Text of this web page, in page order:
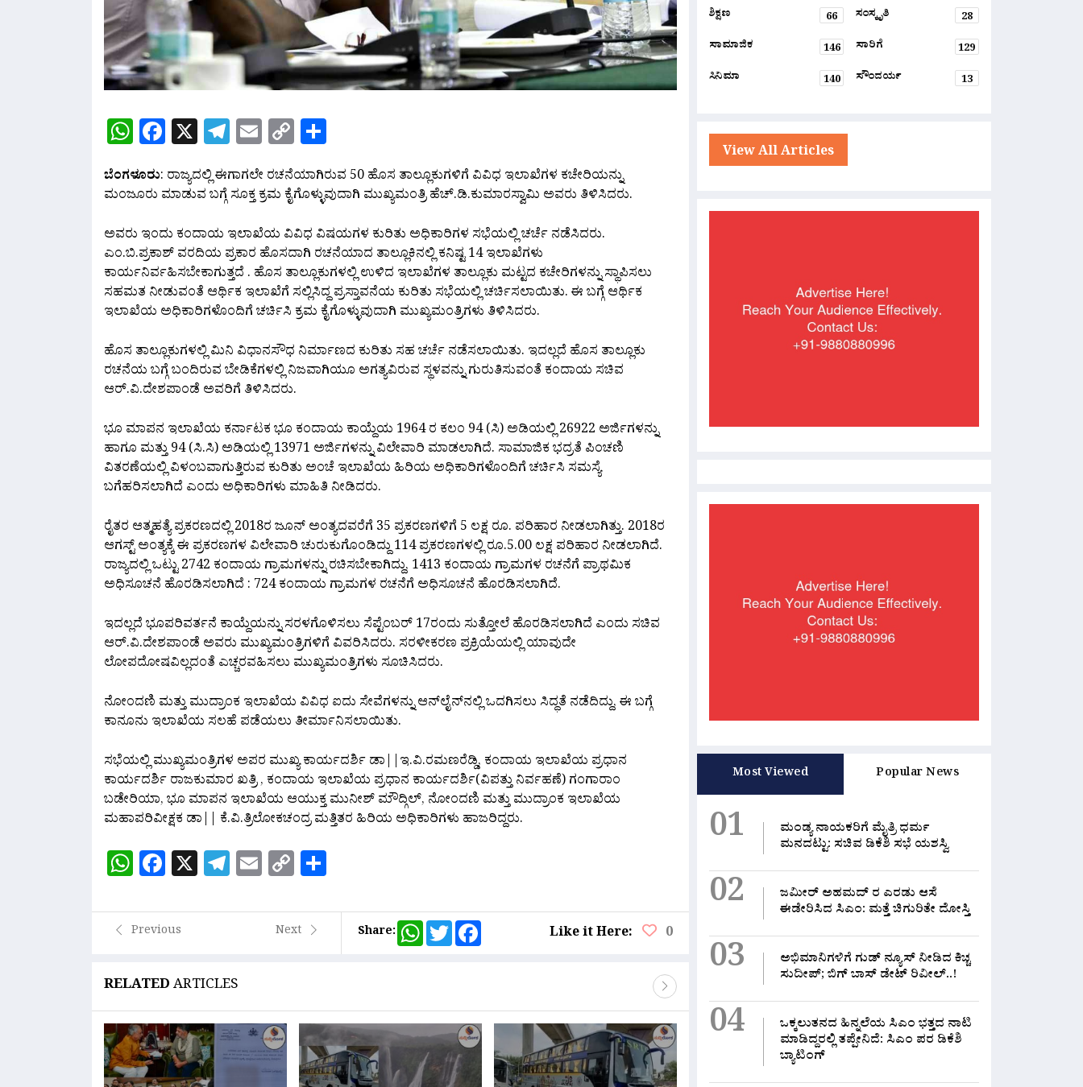
WhatsApp
Facebook
X Telegram
Email
Copy
Link
ಬೆಂಗಳೂರು: ರಾಜ್ಯದಲ್ಲಿ ಈಗಾಗಲೇ ರಚನೆಯಾಗಿರುವ 50 ಹೊಸ ತಾಲ್ಲೂಕುಗಳಿಗೆ ವಿವಿಧ ಇಲಾಖೆಗಳ ಕಚೇರಿಯನ್ನು
ಮಂಜೂರು ಮಾಡುವ ಬಗ್ಗೆ ಸೂಕ್ತ ಕ್ರಮ ಕೈಗೊಳ್ಳುವುದಾಗಿ ಮುಖ್ಯಮಂತ್ರಿ ಹೆಚ್.ಡಿ.ಕುಮಾರಸ್ವಾಮಿ ಅವರು ತಿಳಿಸಿದರು.
ಅವರು ಇಂದು ಕಂದಾಯ ಇಲಾಖೆಯ ವಿವಿಧ ವಿಷಯಗಳ ಕುರಿತು ಅಧಿಕಾರಿಗಳ ಸಭೆಯಲ್ಲಿ ಚರ್ಚೆ ನಡೆಸಿದರು.
ಎಂ.ಬಿ.ಪ್ರಕಾಶ್ ವರದಿಯ ಪ್ರಕಾರ ಹೊಸದಾಗಿ ರಚನೆಯಾದ ತಾಲ್ಲೂಕಿನಲ್ಲಿ ಕನಿಷ್ಟ 14 ಇಲಾಖೆಗಳು
ಕಾರ್ಯನಿರ್ವಹಿಸಬೇಕಾಗುತ್ತದೆ . ಹೊಸ ತಾಲ್ಲೂಕುಗಳಲ್ಲಿ ಉಳಿದ ಇಲಾಖೆಗಳ ತಾಲ್ಲೂಕು ಮಟ್ಟದ ಕಚೇರಿಗಳನ್ನು ಸ್ಥಾಪಿಸಲು
ಸಹಮತ ನೀಡುವಂತೆ ಆರ್ಥಿಕ ಇಲಾಖೆಗೆ ಸಲ್ಲಿಸಿದ್ದ ಪ್ರಸ್ತಾವನೆಯ ಕುರಿತು ಸಭೆಯಲ್ಲಿ ಚರ್ಚಿಸಲಾಯಿತು. ಈ ಬಗ್ಗೆ ಆರ್ಥಿಕ
ಇಲಾಖೆಯ ಅಧಿಕಾರಿಗಳೊಂದಿಗೆ ಚರ್ಚಿಸಿ ಕ್ರಮ ಕೈಗೊಳ್ಳುವುದಾಗಿ ಮುಖ್ಯಮಂತ್ರಿಗಳು ತಿಳಿಸಿದರು.
ಹೊಸ ತಾಲ್ಲೂಕುಗಳಲ್ಲಿ ಮಿನಿ ವಿಧಾನಸೌಧ ನಿರ್ಮಾಣದ ಕುರಿತು ಸಹ ಚರ್ಚೆ ನಡೆಸಲಾಯಿತು. ಇದಲ್ಲದೆ ಹೊಸ ತಾಲ್ಲೂಕು
ರಚನೆಯ ಬಗ್ಗೆ ಬಂದಿರುವ ಬೇಡಿಕೆಗಳಲ್ಲಿ ನಿಜವಾಗಿಯೂ ಅಗತ್ಯವಿರುವ ಸ್ಥಳವನ್ನು ಗುರುತಿಸುವಂತೆ ಕಂದಾಯ ಸಚಿವ
ಆರ್.ವಿ.ದೇಶಪಾಂಡೆ ಅವರಿಗೆ ತಿಳಿಸಿದರು.
ಭೂ ಮಾಪನ ಇಲಾಖೆಯ ಕರ್ನಾಟಕ ಭೂ ಕಂದಾಯ ಕಾಯ್ದೆಯ 1964 ರ ಕಲಂ 94 (ಸಿ) ಅಡಿಯಲ್ಲಿ 26922 ಅರ್ಜಿಗಳನ್ನು
ಹಾಗೂ ಮತ್ತು 94 (ಸಿ.ಸಿ) ಅಡಿಯಲ್ಲಿ 13971 ಅರ್ಜಿಗಳನ್ನು ವಿಲೇವಾರಿ ಮಾಡಲಾಗಿದೆ. ಸಾಮಾಜಿಕ ಭದ್ರತೆ ಪಿಂಚಣಿ
ವಿತರಣೆಯಲ್ಲಿ ವಿಳಂಬವಾಗುತ್ತಿರುವ ಕುರಿತು ಅಂಚೆ ಇಲಾಖೆಯ ಹಿರಿಯ ಅಧಿಕಾರಿಗಳೊಂದಿಗೆ ಚರ್ಚಿಸಿ ಸಮಸ್ಯೆ
ಬಗೆಹರಿಸಲಾಗಿದೆ ಎಂದು ಅಧಿಕಾರಿಗಳು ಮಾಹಿತಿ ನೀಡಿದರು.
ರೈತರ ಆತ್ಮಹತ್ಯೆ ಪ್ರಕರಣದಲ್ಲಿ 2018ರ ಜೂನ್ ಅಂತ್ಯದವರೆಗೆ 35 ಪ್ರಕರಣಗಳಿಗೆ 5 ಲಕ್ಷ ರೂ. ಪರಿಹಾರ ನೀಡಲಾಗಿತ್ತು. 2018ರ
ಆಗಸ್ಟ್ ಅಂತ್ಯಕ್ಕೆ ಈ ಪ್ರಕರಣಗಳ ವಿಲೇವಾರಿ ಚುರುಕುಗೊಂಡಿದ್ದು 114 ಪ್ರಕರಣಗಳಲ್ಲಿ ರೂ.5.00 ಲಕ್ಷ ಪರಿಹಾರ ನೀಡಲಾಗಿದೆ.
ರಾಜ್ಯದಲ್ಲಿ ಒಟ್ಟು 2742 ಕಂದಾಯ ಗ್ರಾಮಗಳನ್ನು ರಚಿಸಬೇಕಾಗಿದ್ದು, 1413 ಕಂದಾಯ ಗ್ರಾಮಗಳ ರಚನೆಗೆ ಪ್ರಾಥಮಿಕ
ಅಧಿಸೂಚನೆ ಹೊರಡಿಸಲಾಗಿದೆ : 724 ಕಂದಾಯ ಗ್ರಾಮಗಳ ರಚನೆಗೆ ಅಧಿಸೂಚನೆ ಹೊರಡಿಸಲಾಗಿದೆ.
ಇದಲ್ಲದೆ ಭೂಪರಿವರ್ತನೆ ಕಾಯ್ದೆಯನ್ನು ಸರಳಗೊಳಿಸಲು ಸೆಪ್ಟೆಂಬರ್ 17ರಂದು ಸುತ್ತೋಲೆ ಹೊರಡಿಸಲಾಗಿದೆ ಎಂದು ಸಚಿವ
ಆರ್.ವಿ.ದೇಶಪಾಂಡೆ ಅವರು ಮುಖ್ಯಮಂತ್ರಿಗಳಿಗೆ ವಿವರಿಸಿದರು. ಸರಳೀಕರಣ ಪ್ರಕ್ರಿಯೆಯಲ್ಲಿ ಯಾವುದೇ
ಲೋಪದೋಷವಿಲ್ಲದಂತೆ ಎಚ್ಚರವಹಿಸಲು ಮುಖ್ಯಮಂತ್ರಿಗಳು ಸೂಚಿಸಿದರು.
ನೋಂದಣಿ ಮತ್ತು ಮುದ್ರಾಂಕ ಇಲಾಖೆಯ ವಿವಿಧ ಐದು ಸೇವೆಗಳನ್ನು ಆನ್‍ಲೈನ್‍ನಲ್ಲಿ ಒದಗಿಸಲು ಸಿದ್ಧತೆ ನಡೆದಿದ್ದು, ಈ ಬಗ್ಗೆ
ಕಾನೂನು ಇಲಾಖೆಯ ಸಲಹೆ ಪಡೆಯಲು ತೀರ್ಮಾನಿಸಲಾಯಿತು.
ಸಭೆಯಲ್ಲಿ ಮುಖ್ಯಮಂತ್ರಿಗಳ ಅಪರ ಮುಖ್ಯ ಕಾರ್ಯದರ್ಶಿ ಡಾ||ಇ.ವಿ.ರಮಣರೆಡ್ಡಿ, ಕಂದಾಯ ಇಲಾಖೆಯ ಪ್ರಧಾನ
ಕಾರ್ಯದರ್ಶಿ ರಾಜಕುಮಾರ ಖತ್ರಿ , ಕಂದಾಯ ಇಲಾಖೆಯ ಪ್ರಧಾನ ಕಾರ್ಯದರ್ಶಿ(ವಿಪತ್ತು ನಿರ್ವಹಣೆ) ಗಂಗಾರಾಂ
ಬಡೇರಿಯಾ, ಭೂ ಮಾಪನ ಇಲಾಖೆಯ ಆಯುಕ್ತ ಮುನೀಶ್ ಮೌದ್ಗಿಲ್, ನೋಂದಣಿ ಮತ್ತು ಮುದ್ರಾಂಕ ಇಲಾಖೆಯ
ಮಹಾಪರಿವೀಕ್ಷಕ ಡಾ|| ಕೆ.ವಿ.ತ್ರಿಲೋಕಚಂದ್ರ ಮತ್ತಿತರ ಹಿರಿಯ ಅಧಿಕಾರಿಗಳು ಹಾಜರಿದ್ದರು.
WhatsApp
Facebook
X Telegram
Email
Copy
Link
Previous Next Share: WhatsApp
TwitterFacebook Like it Here: 0
RELATEDARTICLES
ಶಿಕ್ಷಣ
66 ಸಂಸ್ಕೃತಿ
28
ಸಾಮಾಜಿಕ
146 ಸಾರಿಗೆ
129
ಸಿನಿಮಾ
140 ಸೌಂದರ್ಯ 13
View All Articles
Most Viewed Popular News
01
ಮಂಡ್ಯ ನಾಯಕರಿಗೆ ಮೈತ್ರಿ ಧರ್ಮ
ಮನದಟ್ಟು: ಸಚಿವ ಡಿಕೆಶಿ ಸಭೆ ಯಶಸ್ವಿ
02
ಜಮೀರ್ ಅಹಮದ್ ರ ಎರಡು ಆಸೆ
ಈಡೇರಿಸಿದ ಸಿಎಂ: ಮತ್ತೆ ಚಿಗುರಿತೇ ದೋಸ್ತಿ
03
ಅಭಿಮಾನಿಗಳಿಗೆ ಗುಡ್ ನ್ಯೂಸ್ ನೀಡಿದ ಕಿಚ್ಚ
ಸುದೀಪ್; ಬಿಗ್ ಬಾಸ್ ಡೇಟ್ ರಿವೀಲ್..!
04
ಒಕ್ಕಲುತನದ ಹಿನ್ನಲೆಯ ಸಿಎಂ ಭತ್ತದ ನಾಟಿ
ಮಾಡಿದ್ದರಲ್ಲಿ‌ ತಪ್ಪೇನಿದೆ: ಸಿಎಂ ಪರ ಡಿಕೆಶಿ
ಬ್ಯಾಟಿಂಗ್